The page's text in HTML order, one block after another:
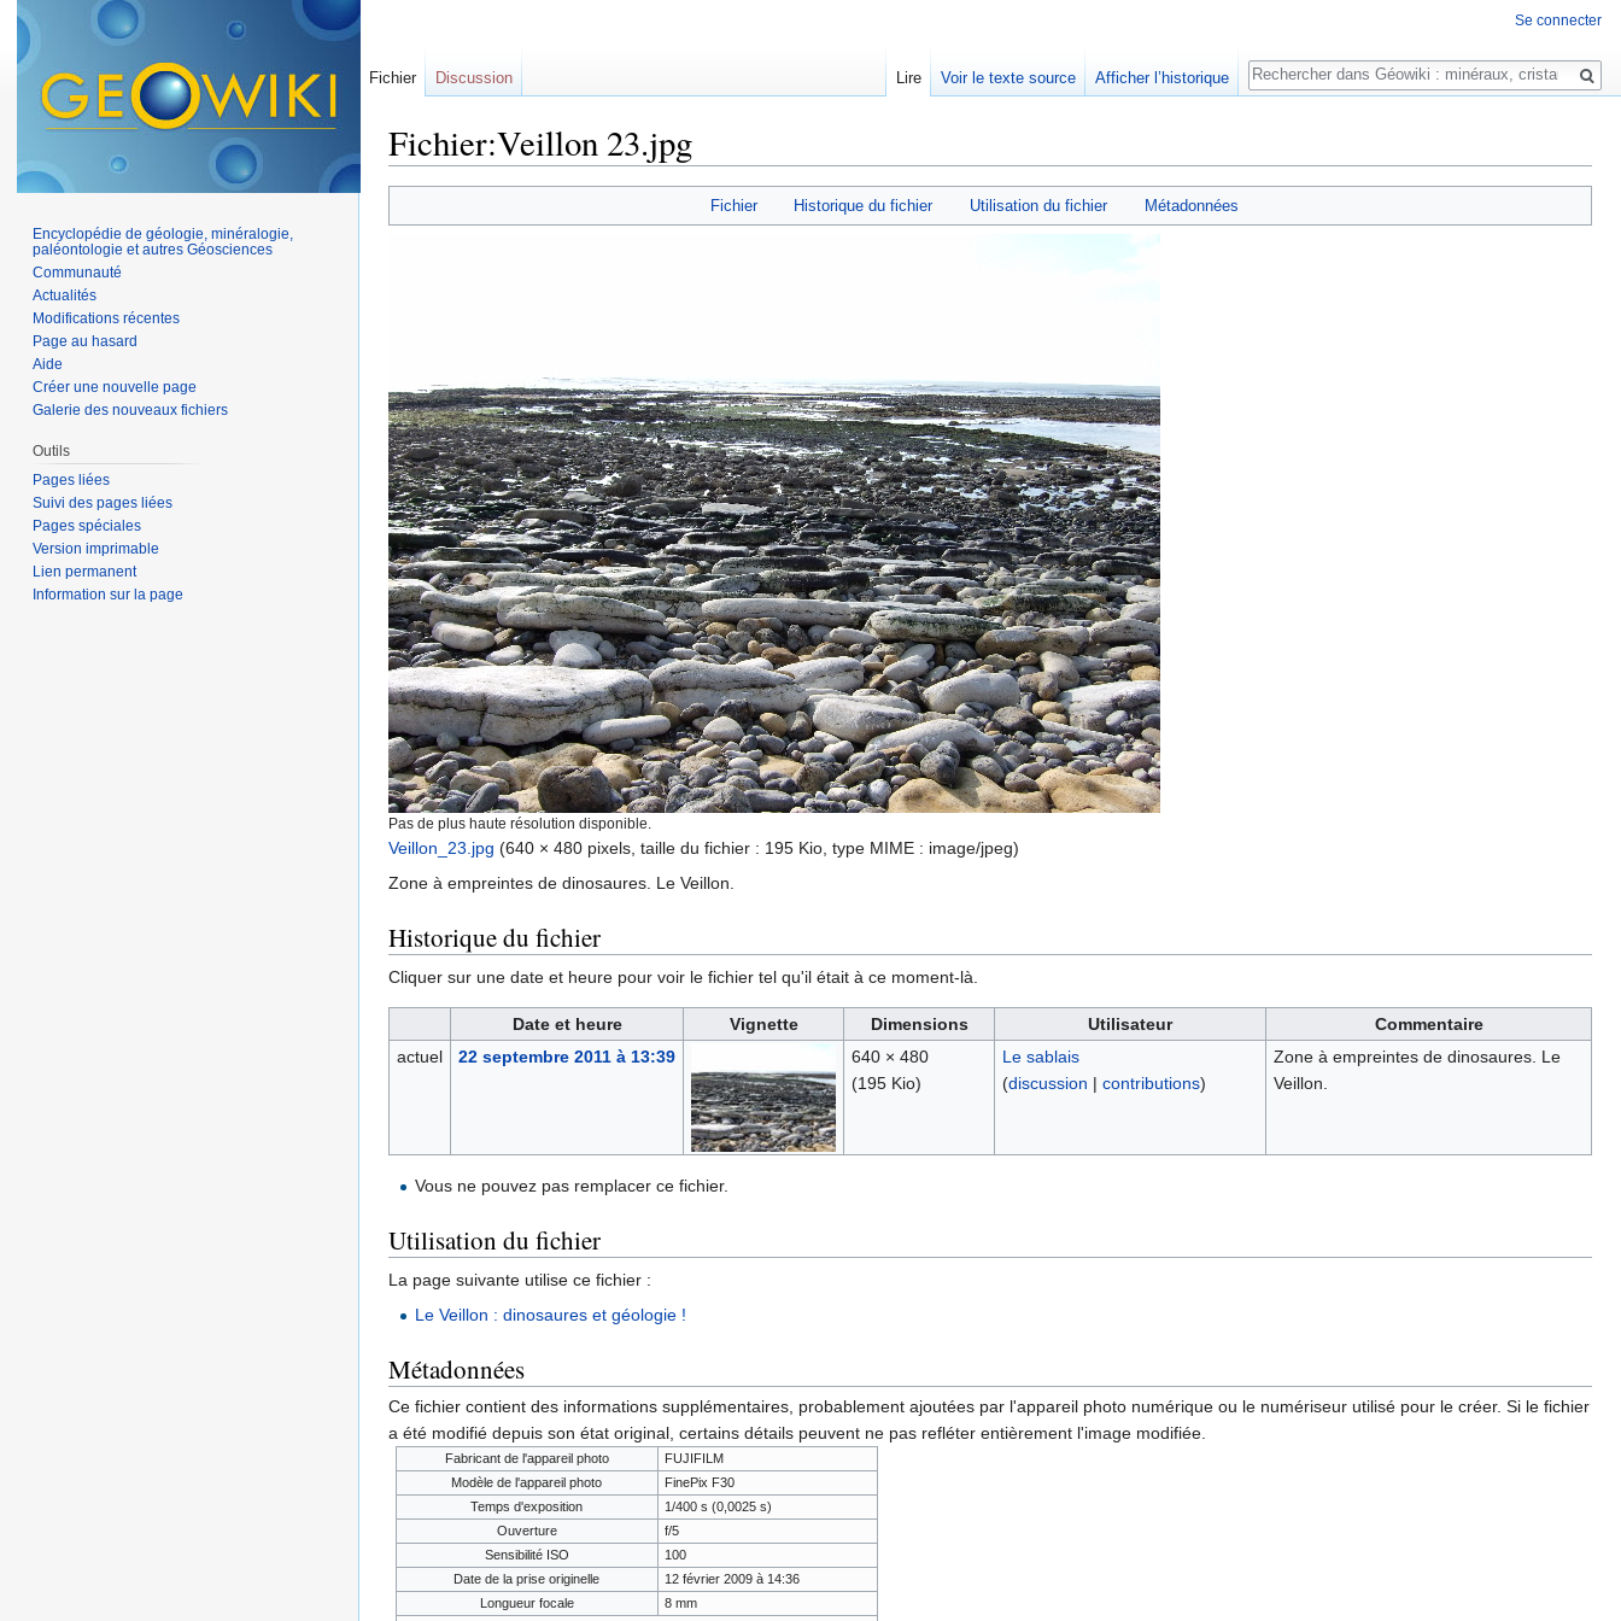
Fichier:Veillon 23.jpg
Fichier Historique du fichier Utilisation du fichier Métadonnées
Pas de plus haute résolution disponible.
Veillon_23.jpg (640 × 480 pixels, taille du fichier : 195 Kio, type MIME : image/jpeg)
Zone à empreintes de dinosaures. Le Veillon.
Historique du fichier
Cliquer sur une date et heure pour voir le fichier tel qu'il était à ce moment-là.
Date et heure Vignette Dimensions Utilisateur
Commentaire
actuel
22 septembre 2011 à 13:39
640 × 480
(195 Kio)
Le sablais
(discussion | contributions)
Zone à empreintes de dinosaures. Le
Veillon.
Vous ne pouvez pas remplacer ce fichier.
Utilisation du fichier
La page suivante utilise ce fichier :
Le Veillon : dinosaures et géologie !
Métadonnées
Ce fichier contient des informations supplémentaires, probablement ajoutées par l'appareil photo numérique ou le numériseur utilisé pour le créer. Si le fichier
a été modifié depuis son état original, certains détails peuvent ne pas refléter entièrement l'image modifiée.
Fabricant de l'appareil photo
FUJIFILM
Modèle de l'appareil photo
FinePix F30
Temps d'exposition
1/400 s (0,0025 s)
Ouverture
f/5
Sensibilité ISO
100
Date de la prise originelle
12 février 2009 à 14:36
Longueur focale
8 mm
Se connecter
Fichier Discussion Lire Voir le texte source Afficher l’historique
Rechercher
Encyclopédie de géologie, minéralogie,
paléontologie et autres Géosciences
Communauté
Actualités
Modifications récentes
Page au hasard
Aide
Créer une nouvelle page
Galerie des nouveaux fichiers
Outils
Pages liées
Suivi des pages liées
Pages spéciales
Version imprimable
Lien permanent
Information sur la page